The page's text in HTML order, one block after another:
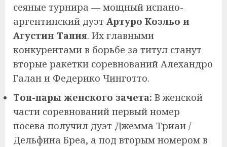
сеяные турнира — мощный испано-
аргентинский дуэт Артуро Коэльо и
Агустин Тапия. Их главными
конкурентами в борьбе за титул станут
вторые ракетки соревнований Алехандро
Галан и Федерико Чинготто.
Топ-пары женского зачета: В женской
части соревнований первый номер
посева получил дуэт Джемма Триаи /
Дельфина Бреа, а под вторым номером в